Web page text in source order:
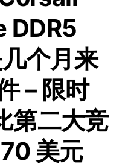
DDR5
个月来
– 限时
第二大竞
美元